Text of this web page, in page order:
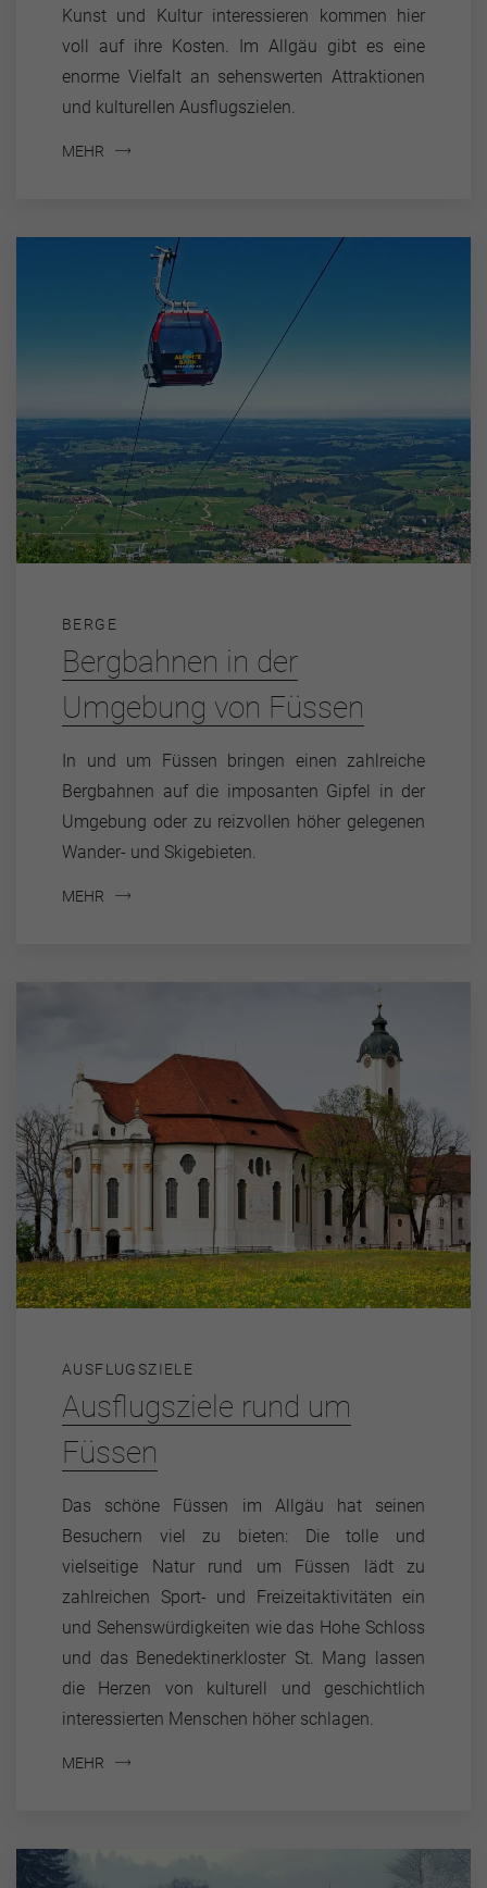
Kunst und Kultur interessieren kommen hier
voll auf ihre Kosten. Im Allgäu gibt es eine
enorme Vielfalt an sehenswerten Attraktionen
und kulturellen Ausflugszielen.
MEHR
BERGE
Bergbahnen in der
Umgebung von Füssen
In und um Füssen bringen einen zahlreiche
Bergbahnen auf die imposanten Gipfel in der
Umgebung oder zu reizvollen höher gelegenen
Wander- und Skigebieten.
MEHR
AUSFLUGSZIELE
Ausflugsziele rund um
Füssen
Das schöne Füssen im Allgäu hat seinen
Besuchern viel zu bieten: Die tolle und
vielseitige Natur rund um Füssen lädt zu
zahlreichen Sport- und Freizeitaktivitäten ein
und Sehenswürdigkeiten wie das Hohe Schloss
und das Benedektinerkloster St. Mang lassen
die Herzen von kulturell und geschichtlich
interessierten Menschen höher schlagen.
MEHR